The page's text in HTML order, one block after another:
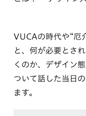
VUCAの時代や“厄
と、何が必要とさ
くのか、デザイン
ついて話した当日
ます。